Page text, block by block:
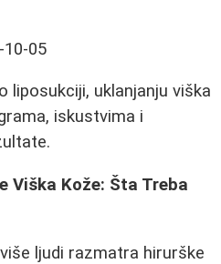
10-05
liposukciji, uklanjanju viška
iskustvima i
Viška Kože: Šta Treba
ljudi razmatra hirurške